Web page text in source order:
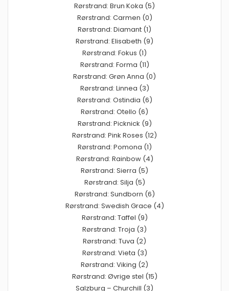
Rørstrand: Brun Koka (5)
Rørstrand: Carmen (0)
Rørstrand: Diamant (1)
Rørstrand: Elisabeth (9)
Rørstrand: Fokus (1)
Rørstrand: Forma (11)
Rørstrand: Grøn Anna (0)
Rørstrand: Linnea (3)
Rørstrand: Ostindia (6)
Rørstrand: Otello (6)
Rørstrand: Picknick (9)
Rørstrand: Pink Roses (12)
Rørstrand: Pomona (1)
Rørstrand: Rainbow (4)
Rørstrand: Sierra (5)
Rørstrand: Silja (5)
Rørstrand: Sundborn (6)
Rørstrand: Swedish Grace (4)
Rørstrand: Taffel (9)
Rørstrand: Troja (3)
Rørstrand: Tuva (2)
Rørstrand: Vieta (3)
Rørstrand: Viking (2)
Rørstrand: Øvrige stel (15)
Salzburg – Churchill (3)